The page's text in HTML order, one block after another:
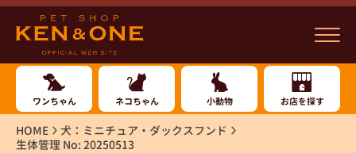
ワンちゃん ネコちゃん 小動物 お店を探す
HOME
犬：ミニチュア・ダックスフンド
生体管理 No: 20250513